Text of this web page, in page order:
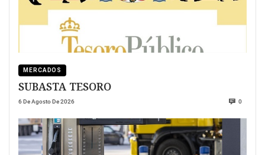
MERCADOS
SUBASTA TESORO
6 De Agosto De 2026 0